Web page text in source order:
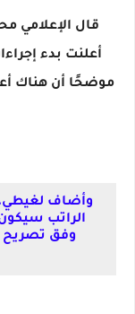
قال الإعلامي
موضحًا أن هناك
وأضاف لغيطي،
وفق تصريح